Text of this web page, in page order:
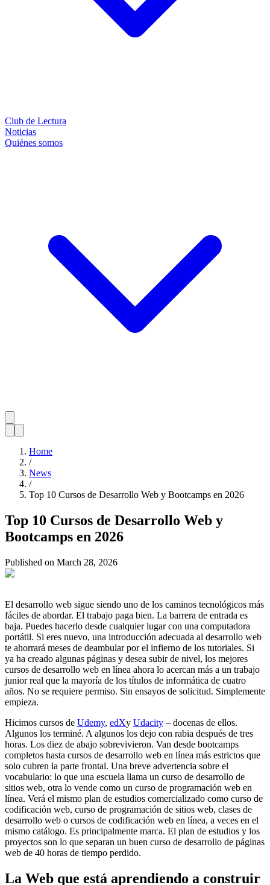
Club de Lectura
Noticias
Quiénes somos
Home
/
News
/
Top 10 Cursos de Desarrollo Web y Bootcamps en 2026
Top 10 Cursos de Desarrollo Web y
Bootcamps en 2026
Published on March 28, 2026
El desarrollo web sigue siendo uno de los caminos tecnológicos más
fáciles de abordar. El trabajo paga bien. La barrera de entrada es
baja. Puedes hacerlo desde cualquier lugar con una computadora
portátil. Si eres nuevo, una introducción adecuada al desarrollo web
te ahorrará meses de deambular por el infierno de los tutoriales. Si
ya ha creado algunas páginas y desea subir de nivel, los mejores
cursos de desarrollo web en línea ahora lo acercan más a un trabajo
junior real que la mayoría de los títulos de informática de cuatro
años. No se requiere permiso. Sin ensayos de solicitud. Simplemente
empieza.
Hicimos cursos de Udemy, edXy Udacity – docenas de ellos.
Algunos los terminé. A algunos los dejo con rabia después de tres
horas. Los diez de abajo sobrevivieron. Van desde bootcamps
completos hasta cursos de desarrollo web en línea más estrictos que
solo cubren la parte frontal. Una breve advertencia sobre el
vocabulario: lo que una escuela llama un curso de desarrollo de
sitios web, otra lo vende como un curso de programación web en
línea. Verá el mismo plan de estudios comercializado como curso de
codificación web, curso de programación de sitios web, clases de
desarrollo web o cursos de codificación web en línea, a veces en el
mismo catálogo. Es principalmente marca. El plan de estudios y los
proyectos son lo que separan un buen curso de desarrollo de páginas
web de 40 horas de tiempo perdido.
La Web que está aprendiendo a construir